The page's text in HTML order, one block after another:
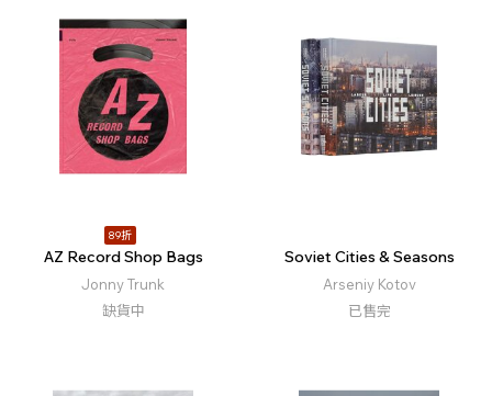
89折
AZ Record Shop Bags
Jonny Trunk
缺貨中
Soviet Cities & Seasons
Arseniy Kotov
已售完